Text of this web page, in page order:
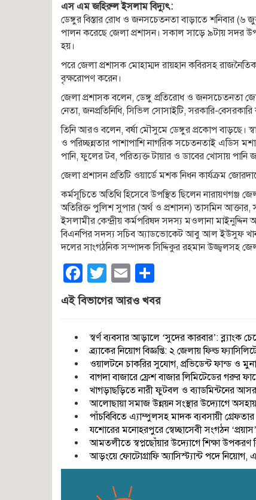
এস এম জহিরুল ইসলাম বিদ্যুৎ:
ডেঙ্গুর বিস্তার রোধ ও জনসচেতনতা বাড়াতে শনিবার (৬
পালন করেছে জেলা প্রশাসন। সকাল সাড়ে ৯টায় সদর
হয়।
পরে জেলা প্রশাসক মোহাম্মদ রায়হান কবিরসহ
বৃক্ষরোপণ করেন।
জেলা প্রশাসক বলেন, ডেঙ্গু প্রতিরোধ ও জনসচেতনতা
নেতা, জনপ্রতিনিধি, সিভিল সোসাইটি, সরকারি-বেসরকারি
তিনি আরও বলেন, বর্ষা মৌসুমে ডেঙ্গুর প্রকোপ বাড়ছে।
ও পরিচ্ছন্নতার পাশাপাশি নাগরিক সচেতনতাই এডিস
পানি, ফুলের টব, পরিত্যক্ত টায়ার ও ডাবের খোসায় পানি
জেলা প্রশাসন প্রতিটি ওয়ার্ডে মশক নিধন কার্যক্রম
কর্মসূচিতে অতিথি হিসেবে উপস্থিত ছিলেন নারায়ণগঞ্জ
অতিরিক্ত পুলিশ সুপার (অর্থ ও প্রশাসন) তাসমিন
ইসলামীর কেন্দ্রীয় কর্মপরিষদ সদস্য মওলানা
বিএনপির সদস্য সচিব অ্যাডভোকেট আবু আল ইউসুফ
দলের সাংগঠনিক সম্পাদক সিদ্দিকুর রহমান উজ্জ্বলসহ জেলা
Facebook
Twitter
Email
এই বিভাগের আরও খবর
স্বর্ণ ব্যবসার আড়ালে ‘সুদের কারবার’: ব্ল্যাংক
ব্র্যাকের নিয়োগ বিজ্ঞপ্তি: ২ জেলায় ফিল্ড
ওয়ালটনে চাকরির সুযোগ, প্রভিডেন্ট ফান্ড ও
বাগদা বাজারে ফ্রেশ বাজার লিমিটেডের গরুর
খাগড়াছড়িতে নারী ফুটবল ও ব্যাডমিন্টনের
আলোছায়া সমাজ উন্নয়ন সংস্থার উদ্যোগে
পাঁচবিবিতে এ্যাম্পুলসহ মাদক ব্যবসায়ী গ্রেফতার
যশোরের মনোহরপুরে স্বেচ্ছাসেবী সংগঠন
আমতলীতে স্বপ্নছোঁয়ার উদ্যোগে শিক্ষা
আড়ংয়ে ফোটোগ্রাফি অ্যাসিস্ট্যান্ট পদে